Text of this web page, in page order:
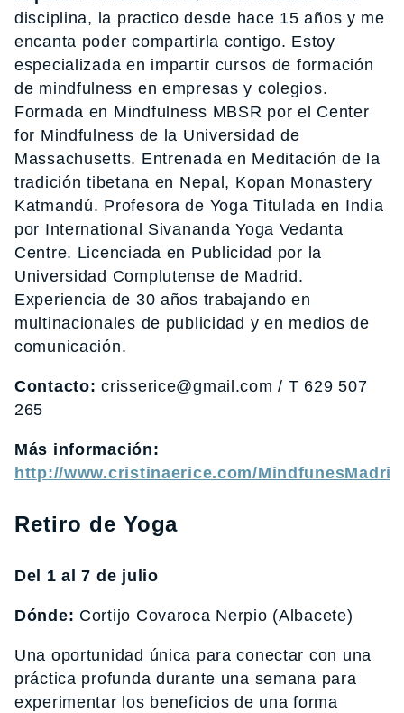
disciplina, la practico desde hace 15 años y me
encanta poder compartirla contigo. Estoy
especializada en impartir cursos de formación
de mindfulness en empresas y colegios.
Formada en Mindfulness MBSR por el Center
for Mindfulness de la Universidad de
Massachusetts. Entrenada en Meditación de la
tradición tibetana en Nepal, Kopan Monastery
Katmandú. Profesora de Yoga Titulada en India
por International Sivananda Yoga Vedanta
Centre. Licenciada en Publicidad por la
Universidad Complutense de Madrid.
Experiencia de 30 años trabajando en
multinacionales de publicidad y en medios de
comunicación.
Contacto: crisserice@gmail.com / T 629 507
265
Más información:
http://www.cristinaerice.com/
Retiro de Yoga
Del 1 al 7 de julio
Dónde: Cortijo Covaroca Nerpio (Albacete)
Una oportunidad única para conectar con una
práctica profunda durante una semana para
experimentar los beneficios de una forma